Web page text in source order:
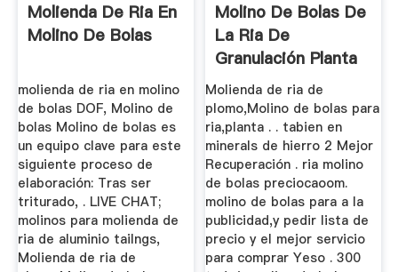
Molienda De Ria En
Molino De Bolas
molienda de ria en molino
de bolas DOF, Molino de
bolas Molino de bolas es
un equipo clave para este
siguiente proceso de
elaboración: Tras ser
triturado, . LIVE CHAT;
molinos para molienda de
ria de aluminio tailngs,
Molienda de ria de
Molino De Bolas De
La Ria De
Granulación Planta
...
Molienda de ria de
plomo,Molino de bolas para
ria,planta . . tabien en
minerals de hierro 2 Mejor
Recuperación . ria molino
de bolas preciocaoom.
molino de bolas para a la
publicidad,y pedir lista de
precio y el mejor servicio
para comprar Yeso . 300